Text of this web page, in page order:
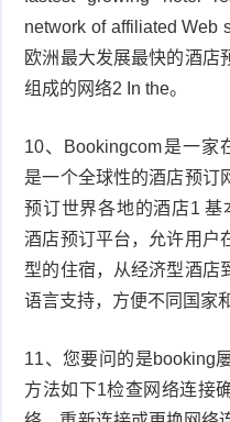
network of affiliated Web
欧洲最大发展最快的酒店
组成的网络2 In the。
10、Bookingcom是一家
是一个全球性的酒店预订
预订世界各地的酒店1 基
酒店预订平台，允许用户
型的住宿，从经济型酒店
语言支持，方便不同国家
11、您要问的是booking
方法如下1检查网络连接